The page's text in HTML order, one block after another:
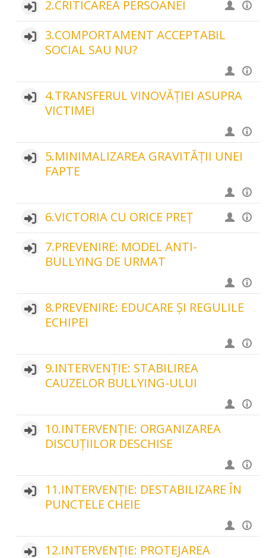
2.CRITICAREA PERSOANEI
3.COMPORTAMENT ACCEPTABIL
SOCIAL SAU NU?
4.TRANSFERUL VINOVĂȚIEI ASUPRA
VICTIMEI
5.MINIMALIZAREA GRAVITĂȚII UNEI
FAPTE
6.VICTORIA CU ORICE PREȚ
7.PREVENIRE: MODEL ANTI-
BULLYING DE URMAT
8.PREVENIRE: EDUCARE ȘI REGULILE
ECHIPEI
9.INTERVENȚIE: STABILIREA
CAUZELOR BULLYING-ULUI
10.INTERVENȚIE: ORGANIZAREA
DISCUȚIILOR DESCHISE
11.INTERVENȚIE: DESTABILIZARE ÎN
PUNCTELE CHEIE
12.INTERVENȚIE: PROTEJAREA